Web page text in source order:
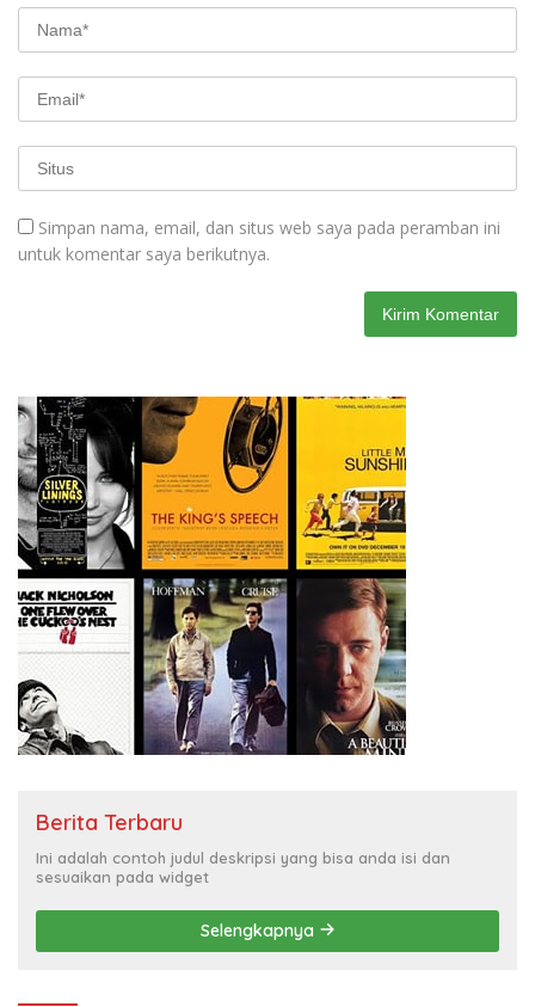
Simpan nama, email, dan situs web saya pada peramban ini
untuk komentar saya berikutnya.
Berita Terbaru
Ini adalah contoh judul deskripsi yang bisa anda isi dan
sesuaikan pada widget
Selengkapnya